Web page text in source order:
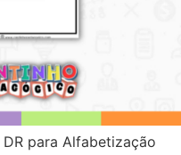
para Alfabetização